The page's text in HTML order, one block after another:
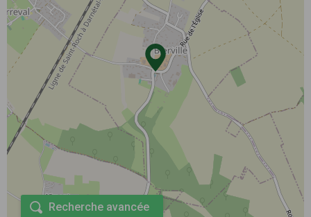
Recherche avancée